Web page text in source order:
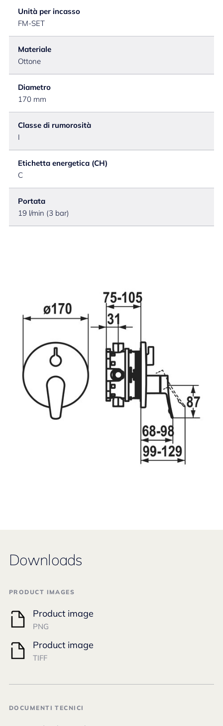
Unità per incasso
FM-SET
Materiale
Ottone
Diametro
170 mm
Classe di rumorosità
I
Etichetta energetica (CH)
C
Portata
19 l/min (3 bar)
Downloads
PRODUCT IMAGES
Product image
PNG
Product image
TIFF
DOCUMENTI TECNICI